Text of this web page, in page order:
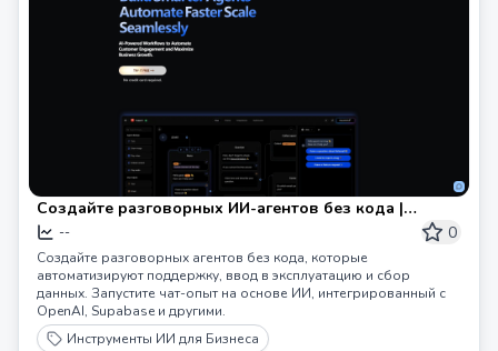
Создайте разговорных ИИ-агентов без кода |
Release0
-- 0
Создайте разговорных агентов без кода, которые
автоматизируют поддержку, ввод в эксплуатацию и сбор
данных. Запустите чат-опыт на основе ИИ, интегрированный с
OpenAI, Supabase и другими.
Инструменты ИИ для Бизнеса